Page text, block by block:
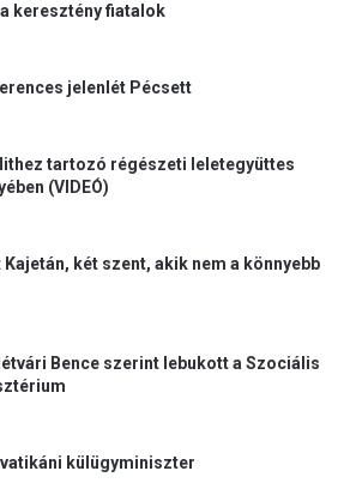
keresztény fiatalok
jelenlét Pécsett
tartozó régészeti leletegyüttes
(VIDEÓ)
Kajetán, két szent, akik nem a könnyebb
Bence szerint lebukott a Szociális
külügyminiszter